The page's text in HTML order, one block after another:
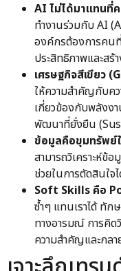
AI ไม่ได้มาแทนที่
ทำงานร่วมกับ AI
องค์กรต้องการคน
ประสิทธิภาพและสร้
เศรษฐกิจสีเขียว
ให้ความสำคัญกับค
เกี่ยวข้องกับพลังงา
พัฒนาที่ยั่งยืน
ข้อมูลคือขุมทรัพย์
สามารถวิเคราะห์ข้
ช่วยในการตัดสินใจ
Soft Skills คือ
ซ้ำๆ แทนเราได้ ทัก
ทางอารมณ์ การคิด
ความสำคัญและกลา